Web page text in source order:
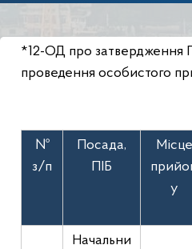
*12-ОД про затвердження
проведення особистого
№
з/п
Посада,
ПІБ
Місце
у
Начальни